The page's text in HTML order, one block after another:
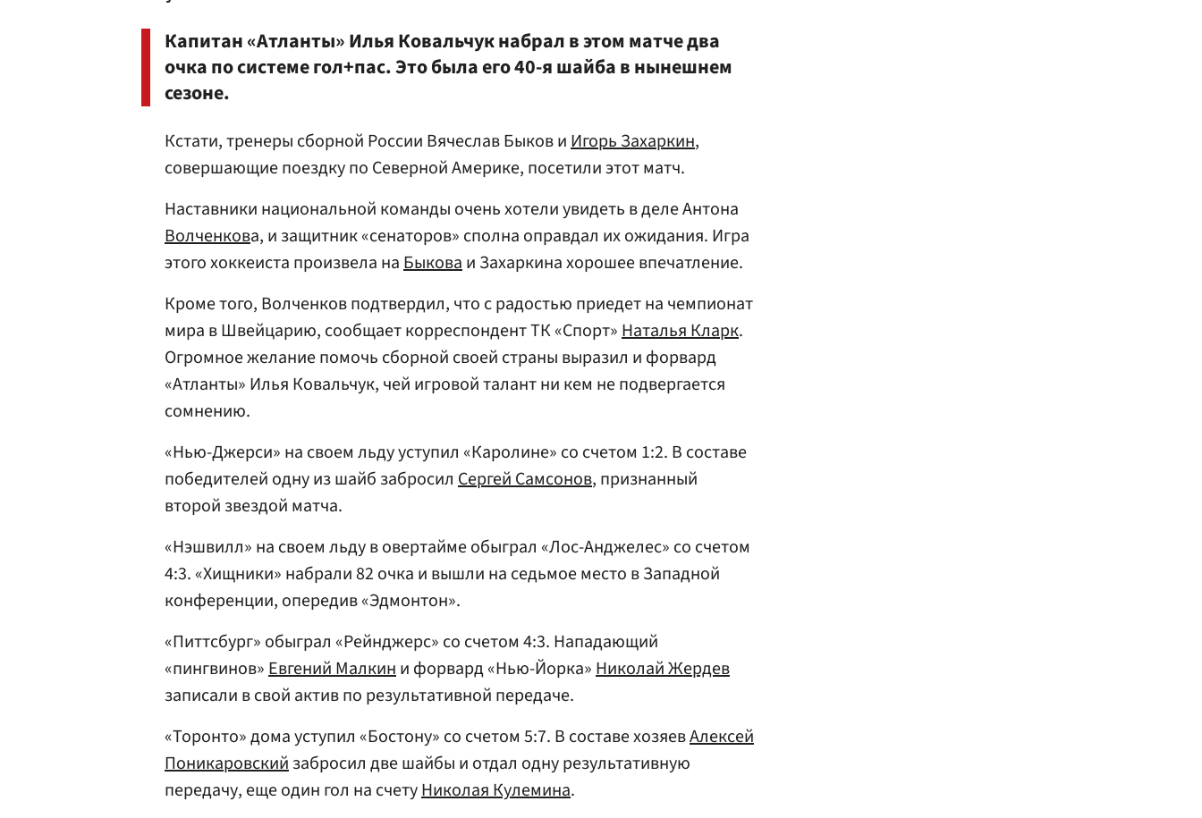
Капитан «Атланты»Илья Ковальчукнабрал в этом матче два
очка по системе гол+пас. Это была его 40-я шайба в нынешнем
сезоне.
Кстати, тренеры сборной России Вячеслав Быков иИгорь Захаркин,
совершающие поездку по Северной Америке, посетили этот матч.
Наставники национальной команды очень хотели увидеть в деле Антона
Волченкова, и защитник «сенаторов» сполна оправдал их ожидания. Игра
этого хоккеиста произвела наБыковаи Захаркина хорошее впечатление.
Кроме того, Волченков подтвердил, что с радостью приедет на чемпионат
мира в Швейцарию, сообщает корреспондент ТК «Спорт»Наталья Кларк.
Огромное желание помочь сборной своей страны выразил и форвард
«Атланты» Илья Ковальчук, чей игровой талант ни кем не подвергается
сомнению.
«Нью-Джерси» на своем льду уступил «Каролине» со счетом 1:2. В составе
победителей одну из шайб забросил Сергей Самсонов, признанный
второй звездой матча.
«Нэшвилл» на своем льду в овертайме обыграл «Лос-Анджелес» со счетом
4:3. «Хищники» набрали 82 очка и вышли на седьмое место в Западной
конференции, опередив «Эдмонтон».
«Питтсбург» обыграл «Рейнджерс» со счетом 4:3. Нападающий
«пингвинов»Евгений Малкини форвард «Нью-Йорка»Николай Жердев
записали в свой актив по результативной передаче.
«Торонто» дома уступил «Бостону» со счетом 5:7. В составе хозяевАлексей
Поникаровскийзабросил две шайбы и отдал одну результативную
передачу, еще один гол на счетуНиколая Кулемина.